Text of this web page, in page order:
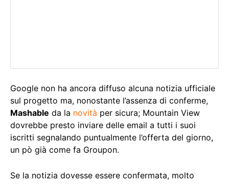
Google non ha ancora diffuso alcuna notizia ufficiale
sul progetto ma, nonostante l’assenza di conferme,
Mashable da la novità per sicura; Mountain View
dovrebbe presto inviare delle email a tutti i suoi
iscritti segnalando puntualmente l’offerta del giorno,
un pò già come fa Groupon.
Se la notizia dovesse essere confermata, molto